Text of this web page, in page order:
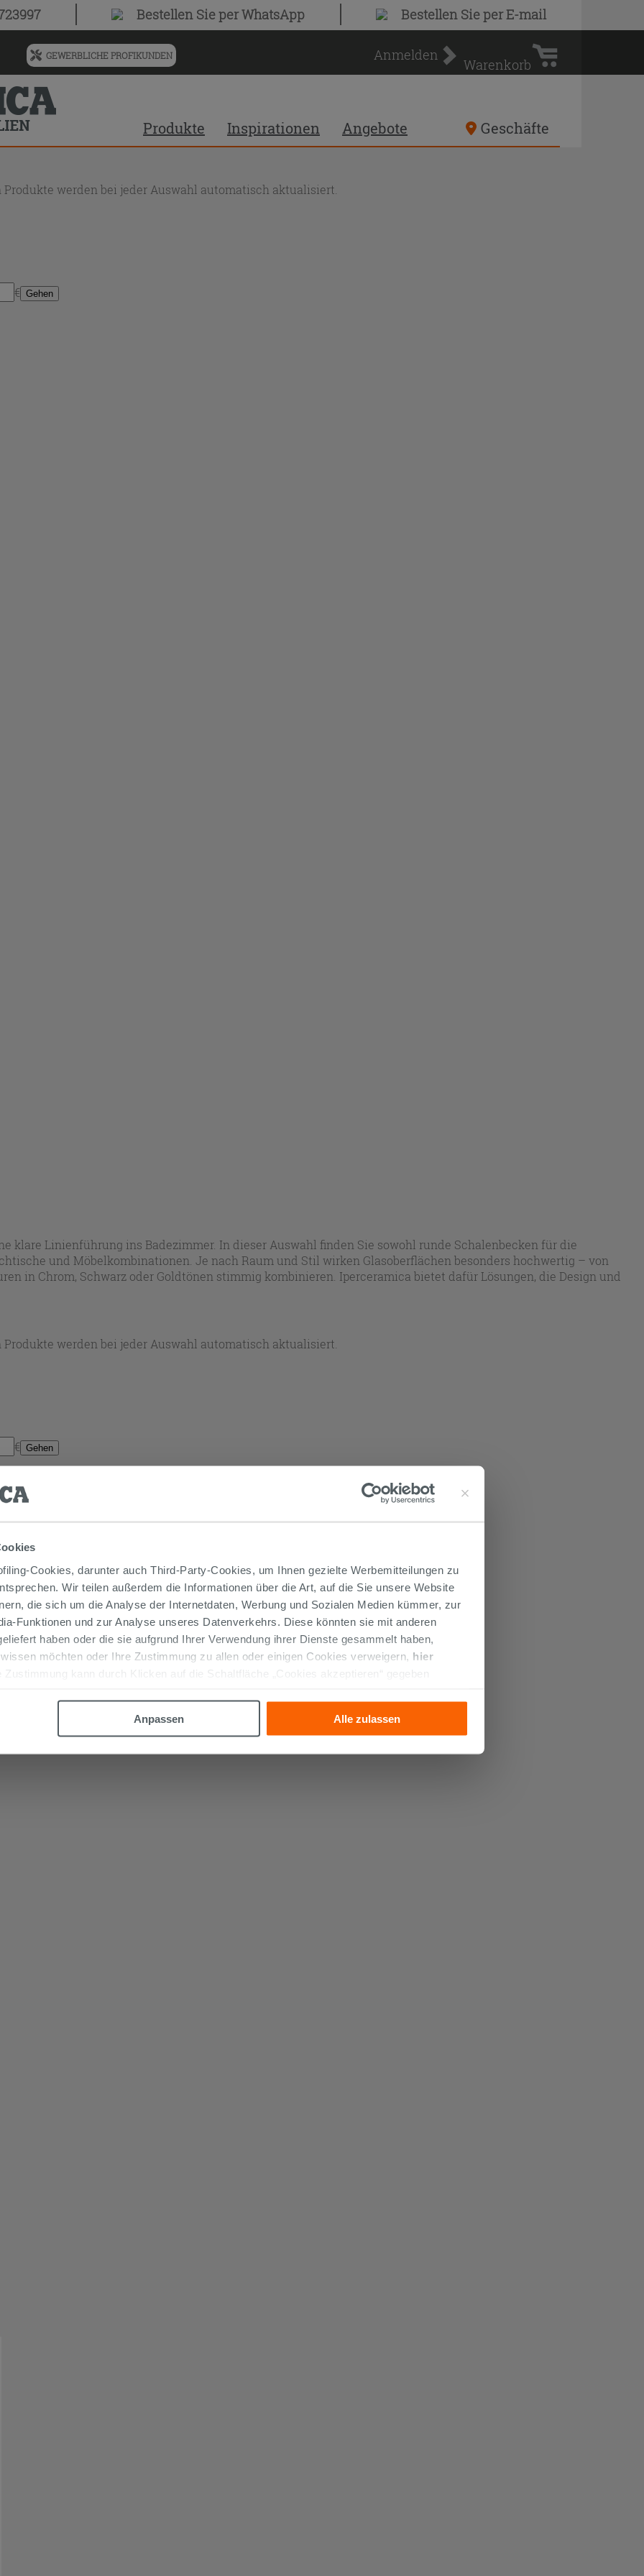
Cookies, darunter auch Third-Party-Cookies, um Ihnen gezielte Werbemitteilungen zu
Wir teilen außerdem die Informationen über die Art, auf die Sie unsere Website
die sich um die Analyse der Internetdaten, Werbung und Sozialen Medien kümmer, zur
Funktionen und zur Analyse unseres Datenverkehrs. Diese könnten sie mit anderen
haben oder die sie aufgrund Ihrer Verwendung ihrer Dienste gesammelt haben,
möchten oder Ihre Zustimmung zu allen oder einigen Cookies verweigern, hier
Zustimmung kann durch Klicken auf die Schaltfläche „Cookies akzeptieren“ gegeben
Anpassen
Alle zulassen
Bestellen Sieper WhatsApp Bestellen Sieper E-mail
Menü
vorgeschlagenen
Siteinhalt
und
Suchprotokoll
GEWERBLICHE PROFIKUNDEN Anmelden
Warenkorb
Warenkorb
Produkte Inspirationen Angebote Geschäfte
werden bei jeder Auswahl automatisch aktualisiert.
€ Gehen
klare Linienführung ins Badezimmer. In dieser Auswahl finden Sie sowohl runde Schalenbecken für die
und Möbelkombinationen. Je nach Raum und Stil wirken Glasoberflächen besonders hochwertig – von
in Chrom, Schwarz oder Goldtönen stimmig kombinieren. Iperceramica bietet dafür Lösungen, die Design und
werden bei jeder Auswahl automatisch aktualisiert.
€ Gehen